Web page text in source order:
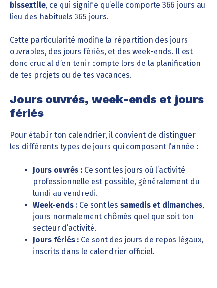
bissextile, ce qui signifie qu’elle comporte 366 jours au
lieu des habituels 365 jours.
Cette particularité modifie la répartition des jours
ouvrables, des jours fériés, et des week-ends. Il est
donc crucial d’en tenir compte lors de la planification
de tes projets ou de tes vacances.
Jours ouvrés, week-ends et jours
fériés
Pour établir ton calendrier, il convient de distinguer
les différents types de jours qui composent l’année :
Jours ouvrés : Ce sont les jours où l’activité
professionnelle est possible, généralement du
lundi au vendredi.
Week-ends : Ce sont les samedis et dimanches,
jours normalement chômés quel que soit ton
secteur d’activité.
Jours fériés : Ce sont des jours de repos légaux,
inscrits dans le calendrier officiel.